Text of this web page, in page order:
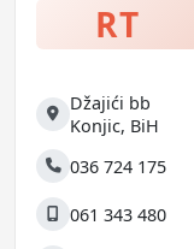
RT
Adresa
Džajići bb
Konjic, BiH
Telefon036 724 175
Mobilni061 343 480